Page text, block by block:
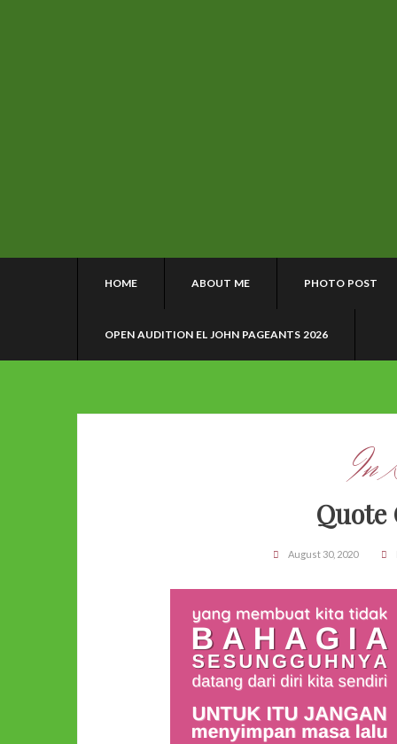
HOME ABOUT ME PHOTO POST
OPEN AUDITION EL JOHN PAGEANTS 2026
In
Quote
August 30, 2020